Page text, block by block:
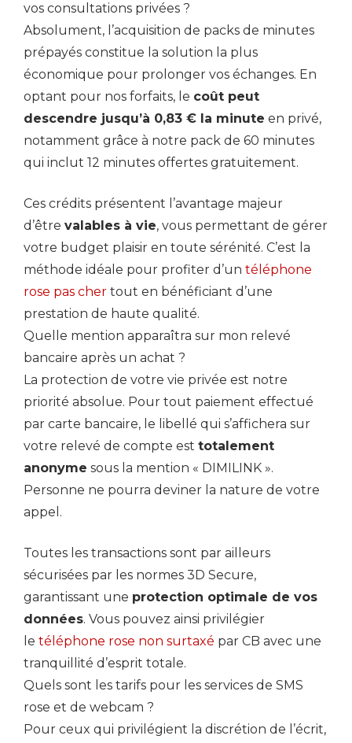
vos consultations privées ?
Absolument, l’acquisition de packs de minutes
prépayés constitue la solution la plus
économique pour prolonger vos échanges. En
optant pour nos forfaits, le coût peut
descendre jusqu’à 0,83 € la minute en privé,
notamment grâce à notre pack de 60 minutes
qui inclut 12 minutes offertes gratuitement.
Ces crédits présentent l’avantage majeur
d’être valables à vie, vous permettant de gérer
votre budget plaisir en toute sérénité. C’est la
méthode idéale pour profiter d’un téléphone
rose pas cher tout en bénéficiant d’une
prestation de haute qualité.
Quelle mention apparaîtra sur mon relevé
bancaire après un achat ?
La protection de votre vie privée est notre
priorité absolue. Pour tout paiement effectué
par carte bancaire, le libellé qui s’affichera sur
votre relevé de compte est totalement
anonyme sous la mention « DIMILINK ».
Personne ne pourra deviner la nature de votre
appel.
Toutes les transactions sont par ailleurs
sécurisées par les normes 3D Secure,
garantissant une protection optimale de vos
données. Vous pouvez ainsi privilégier
le téléphone rose non surtaxé par CB avec une
tranquillité d’esprit totale.
Quels sont les tarifs pour les services de SMS
rose et de webcam ?
Pour ceux qui privilégient la discrétion de l’écrit,